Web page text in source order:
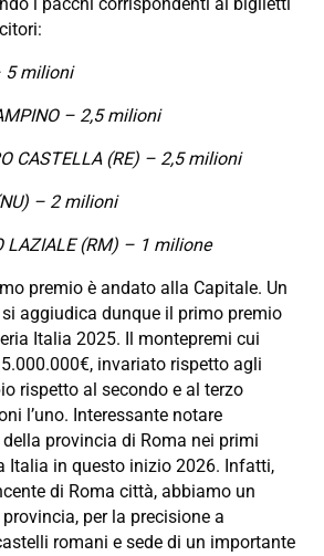
5 milioni
– 2,5 milioni
CASTELLA (RE) – 2,5 milioni
– 2 milioni
LAZIALE (RM) – 1 milione
premio è andato alla Capitale. Un
aggiudica dunque il primo premio
Italia 2025. Il montepremi cui
invariato rispetto agli
rispetto al secondo e al terzo
l’uno. Interessante notare
provincia di Roma nei primi
Italia in questo inizio 2026. Infatti,
di Roma città, abbiamo un
per la precisione a
romani e sede di un importante